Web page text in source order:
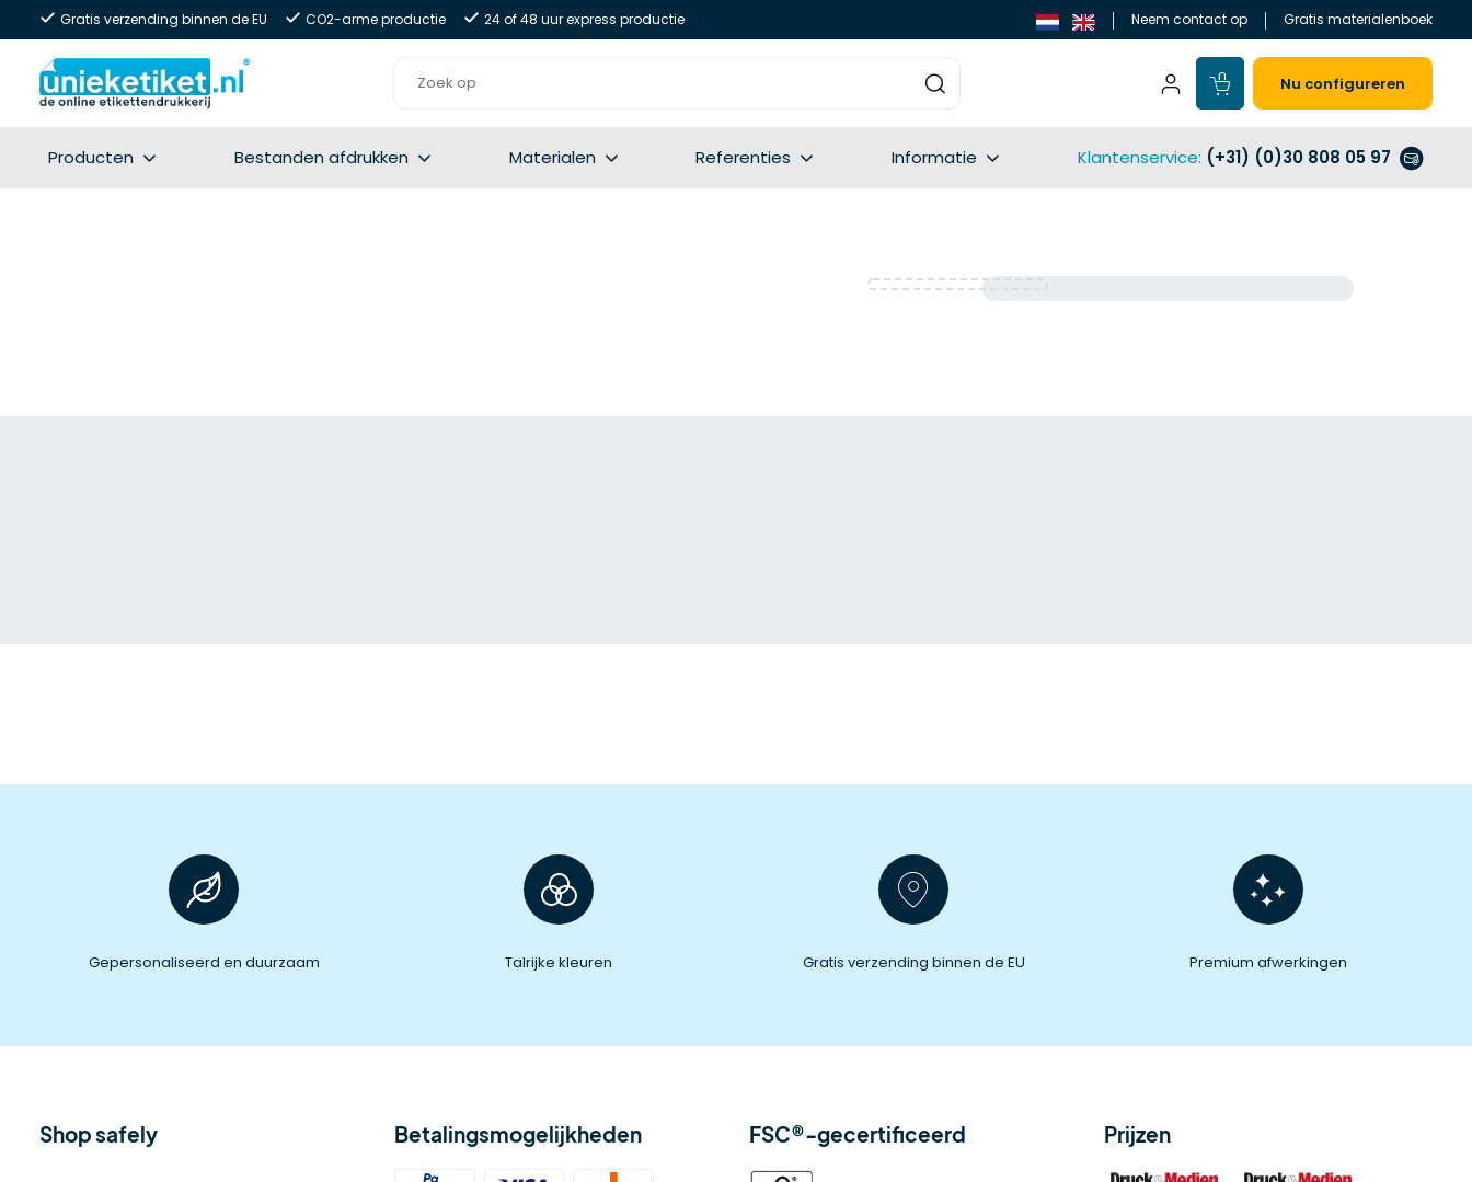
Gratis verzending binnen de EU CO2-arme productie 24 of 48 uur express productie Neem contact op Gratis materialenboek
Nu configureren
Producten Bestanden afdrukken Materialen Referenties Informatie Klantenservice: (+31) (0)30 808 05 97
Gepersonaliseerd en duurzaam Talrijke kleuren Gratis verzending binnen de EU Premium afwerkingen
Shop safely Betalingsmogelijkheden FSC®-gecertificeerd Prijzen